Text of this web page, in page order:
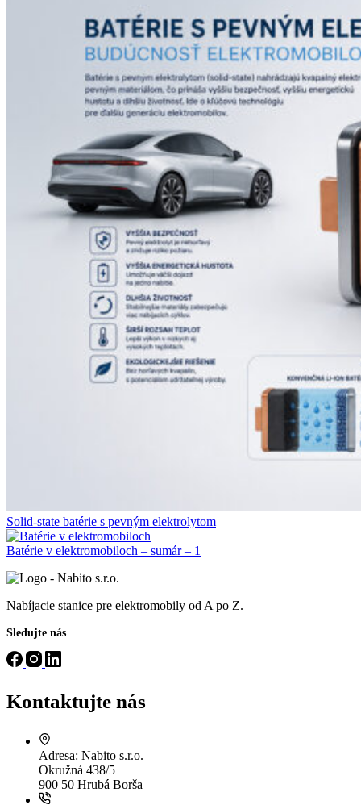
Solid-state batérie s pevným elektrolytom
Batérie v elektromobiloch – sumár – 1
Nabíjacie stanice pre elektromobily od A po Z.
Sledujte nás
Kontaktujte nás
Adresa: Nabito s.r.o.
Okružná 438/5
900 50 Hrubá Borša